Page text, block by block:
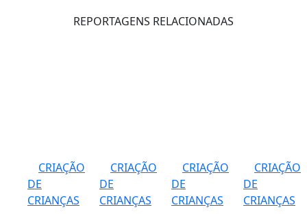
REPORTAGENS RELACIONADAS
CRIAÇÃO
DE
CRIANÇAS
CRIAÇÃO
DE
CRIANÇAS
CRIAÇÃO
DE
CRIANÇAS
CRIAÇÃO
DE
CRIANÇAS